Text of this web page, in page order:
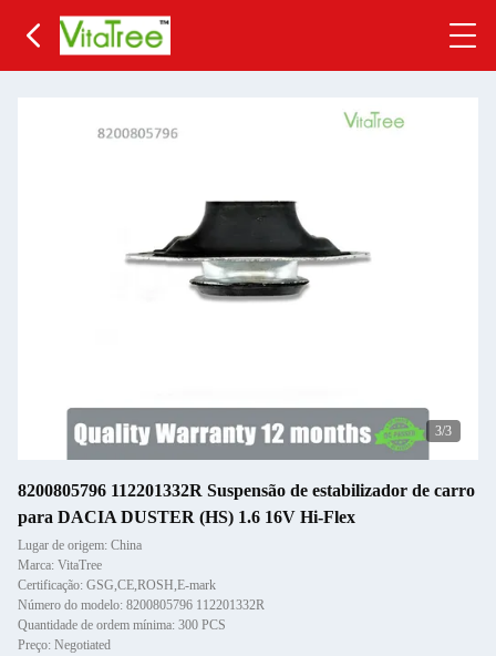
3/3
8200805796 112201332R Suspensão de estabilizador de carro
para DACIA DUSTER (HS) 1.6 16V Hi-Flex
Lugar de origem: China
Marca: VitaTree
Certificação: GSG,CE,ROSH,E-mark
Número do modelo: 8200805796 112201332R
Quantidade de ordem mínima: 300 PCS
Preço: Negotiated